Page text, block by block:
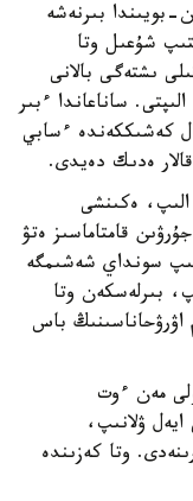
بويىندا بىرنەشە
شۇعىل وتا
ىشتەگى بالانى
ساناعاندا ءبىر
ءسال كەشىككەندە ءسابي
ەدىك دەيدى.
الىپ، ەكىنشى
قامتاماسىز ەتۋ
سونداي شەشىمگە
بىرلەسكەن وتا
باس
مەن ءوت
ۋلانىپ،
وتا كەزىندە